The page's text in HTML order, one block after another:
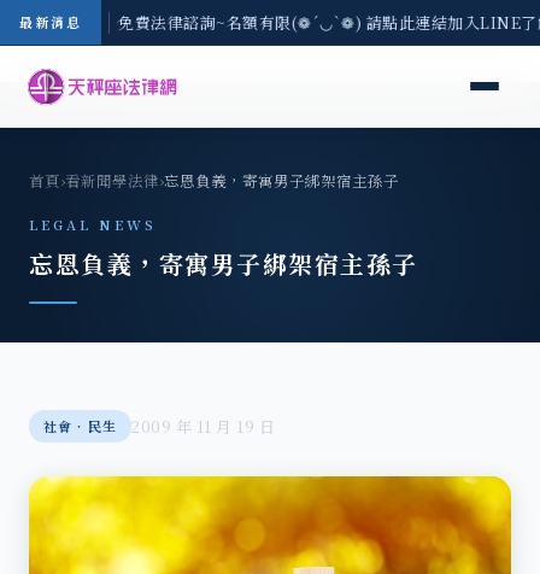
最新消息
-8/3(一) 現場免費法律諮詢~名額有限(❁´◡`❁) 請點此連結加入LINE
首頁›看新聞學法律›忘恩負義，寄寓男子綁架宿主孫子
LEGAL NEWS
忘恩負義，寄寓男子綁架宿主孫子
社會‧民生 2009 年 11 月 19 日